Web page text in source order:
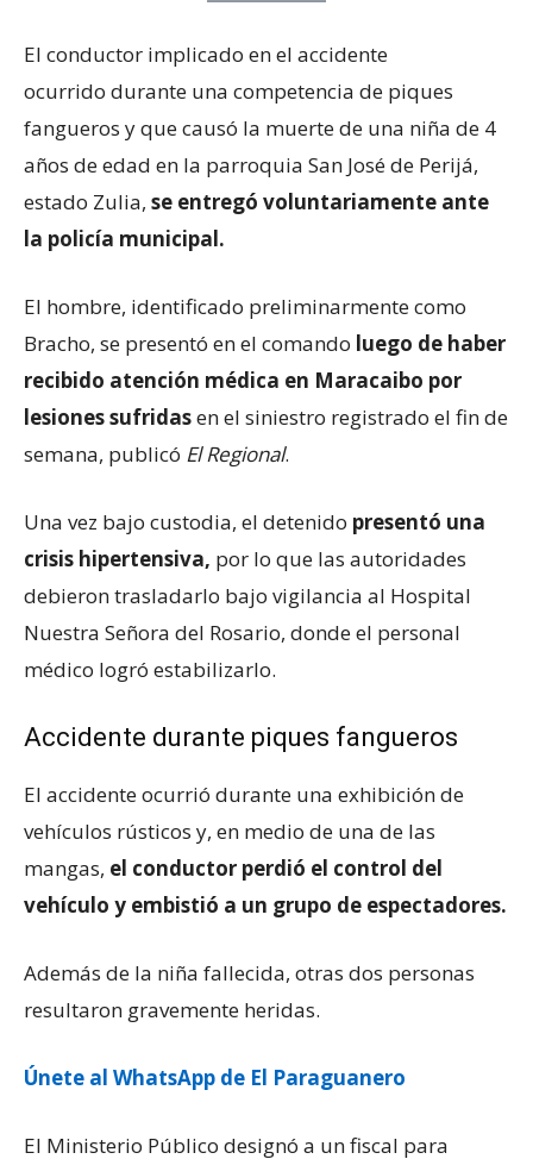
El conductor implicado en el accidente
ocurrido durante una competencia de piques
fangueros y que causó la muerte de una niña de 4
años de edad en la parroquia San José de Perijá,
estado Zulia, se entregó voluntariamente ante
la policía municipal.
El hombre, identificado preliminarmente como
Bracho, se presentó en el comando luego de haber
recibido atención médica en Maracaibo por
lesiones sufridasen el siniestro registrado el fin de
semana, publicó El Regional.
Una vez bajo custodia, el detenido presentó una
crisis hipertensiva, por lo que las autoridades
debieron trasladarlo bajo vigilancia al Hospital
Nuestra Señora del Rosario, donde el personal
médico logró estabilizarlo.
Accidente durante piques fangueros
El accidente ocurrió durante una exhibición de
vehículos rústicos y, en medio de una de las
mangas, el conductor perdió el control del
vehículo y embistió a un grupo de espectadores.
Además de la niña fallecida, otras dos personas
resultaron gravemente heridas.
Únete al WhatsApp de El Paraguanero
El Ministerio Público designó a un fiscal para